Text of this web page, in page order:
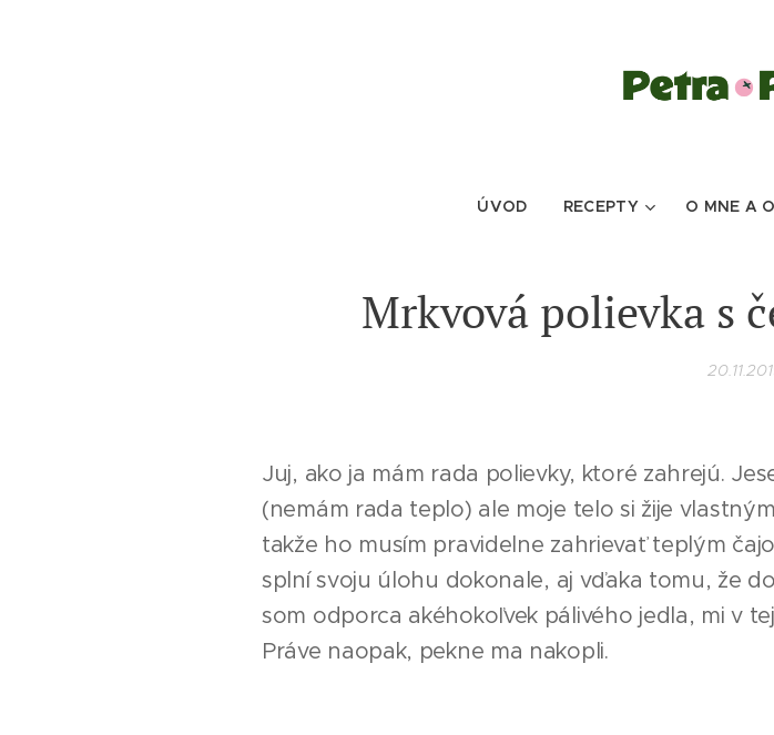
ÚVOD RECEPTY O MNE A
Mrkvová polievka s
Juj, ako ja mám rada polievky, ktoré zahrejú.
(nemám rada teplo) ale moje telo si žije
takže ho musím pravidelne zahrievať teplým
splní svoju úlohu dokonale, aj vďaka tomu, že
som odporca akéhokoľvek pálivého jedla, mi v
Práve naopak, pekne ma nakopli.